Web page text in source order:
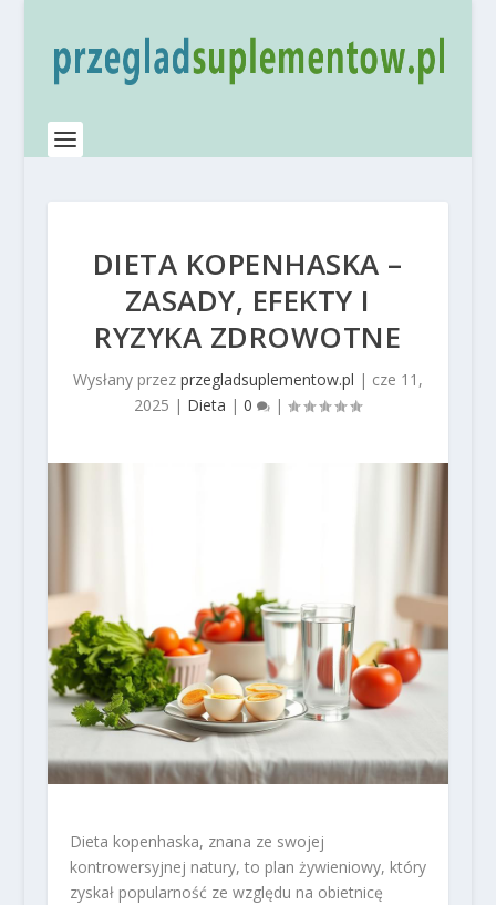
DIETA KOPENHASKA –
ZASADY, EFEKTY I
RYZYKA ZDROWOTNE
Wysłany przez przegladsuplementow.pl | cze 11,
2025 | Dieta |0 |
Dieta kopenhaska, znana ze swojej
kontrowersyjnej natury, to plan żywieniowy, który
zyskał popularność ze względu na obietnicę